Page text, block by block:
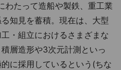
わたって造船や製鉄、重工業
知見を蓄積。現在は、大型
・組立におけるさまざまな
層造形や3次元計測といっ
に採用しているという(ちな